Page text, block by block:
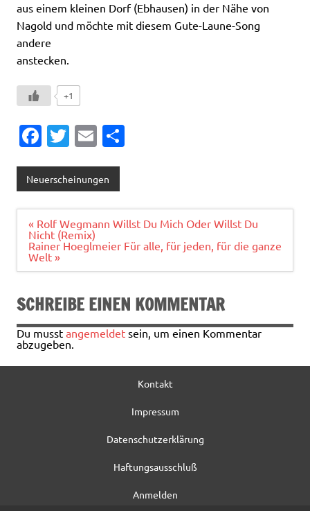
aus einem kleinen Dorf (Ebhausen) in der Nähe von
Nagold und möchte mit diesem Gute-Laune-Song
andere
anstecken.
+1
Fa
e
b
o
o
k
T
it
te
r
E
ai
l
n
Neuerscheinungen
Beitragsnavigation
« Rolf Wegmann Willst Du Mich Oder Willst Du
Nicht (Remix)
Rainer Hoeglmeier Für alle, für jeden, für die ganze
Welt »
SCHREIBE EINEN KOMMENTAR
Du musst angemeldet sein, um einen Kommentar
abzugeben.
Kontakt
Impressum
Datenschutzerklärung
Haftungsausschluß
Anmelden